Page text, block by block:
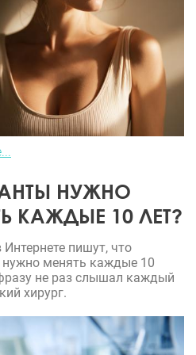
НУЖНО
КАЖДЫЕ 10 ЛЕТ?
Интернете пишут, что
менять каждые 10
не раз слышал каждый
хирург.